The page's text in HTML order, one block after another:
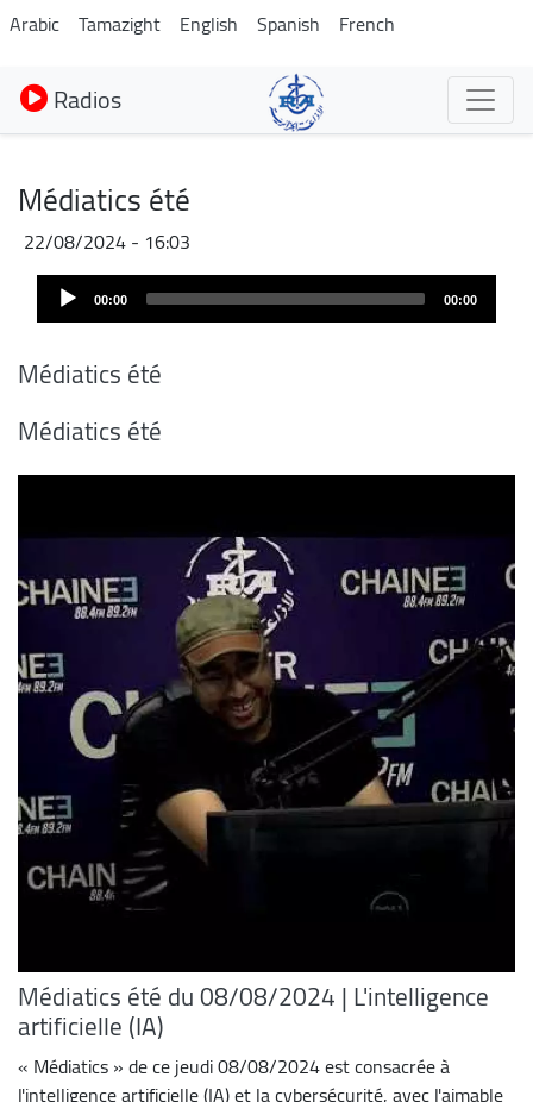
Aller
au
contenu
principal
Arabic Tamazight English Spanish French
Radios
Médiatics été
22/08/2024 - 16:03
Audio
Player 00:00 00:00
Médiatics été
Médiatics été
Médiatics été du 08/08/2024 | L'intelligence
artificielle (IA)
« Médiatics » de ce jeudi 08/08/2024 est consacrée à
l'intelligence artificielle (IA) et la cybersécurité, avec l'aimable